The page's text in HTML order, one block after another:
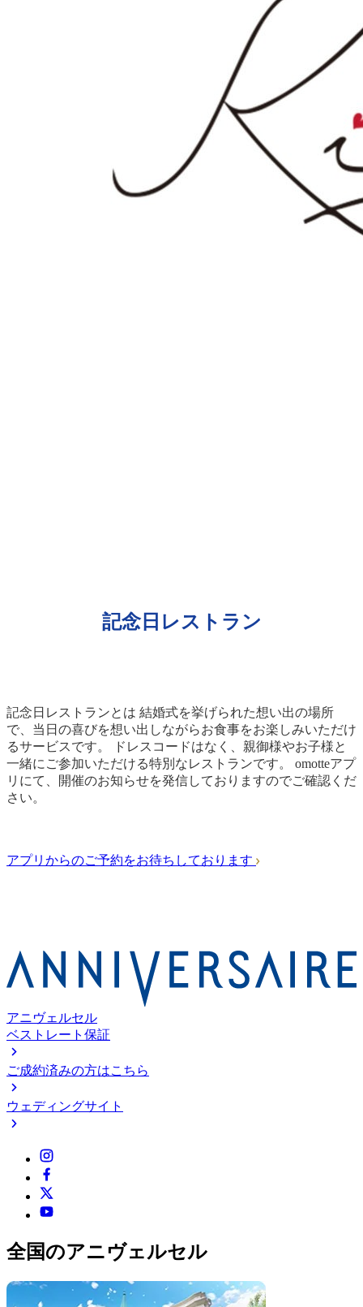
記念日レストラン
記念日レストランとは 結婚式を挙げられた想い出の場所
で、当日の喜びを想い出しながらお食事をお楽しみいただけ
るサービスです。 ドレスコードはなく、親御様やお子様と
一緒にご参加いただける特別なレストランです。 omotteアプ
リにて、開催のお知らせを発信しておりますのでご確認くだ
さい。
アプリからのご予約をお待ちしております
アニヴェルセル
ベストレート保証
ご成約済みの方はこちら
ウェディングサイト
全国のアニヴェルセル